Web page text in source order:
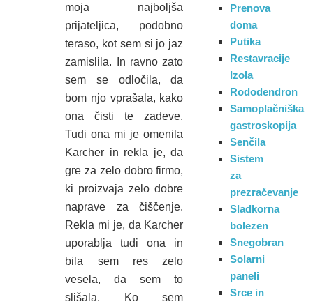
moja najboljša
prijateljica, podobno
teraso, kot sem si jo jaz
zamislila. In ravno zato
sem se odločila, da
bom njo vprašala, kako
ona čisti te zadeve.
Tudi ona mi je omenila
Karcher in rekla je, da
gre za zelo dobro firmo,
ki proizvaja zelo dobre
naprave za čiščenje.
Rekla mi je, da Karcher
uporablja tudi ona in
bila sem res zelo
vesela, da sem to
slišala. Ko sem
Prenova
doma
Putika
Restavracije
Izola
Rododendron
Samoplačniška
gastroskopija
Senčila
Sistem
za
prezračevanje
Sladkorna
bolezen
Snegobran
Solarni
paneli
Srce in